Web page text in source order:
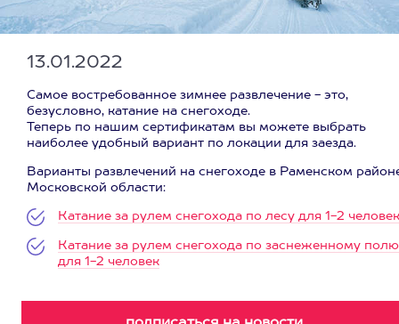
13.01.2022
Самое востребованное зимнее развлечение - это,
безусловно, катание на снегоходе.
Теперь по нашим сертификатам вы можете выбрать
наиболее удобный вариант по локации для заезда.
Варианты развлечений на снегоходе в Раменском
Московской области:
Катание за рулем снегохода по лесу для 1-2 человек
Катание за рулем снегохода по заснеженному полю
для 1-2 человек